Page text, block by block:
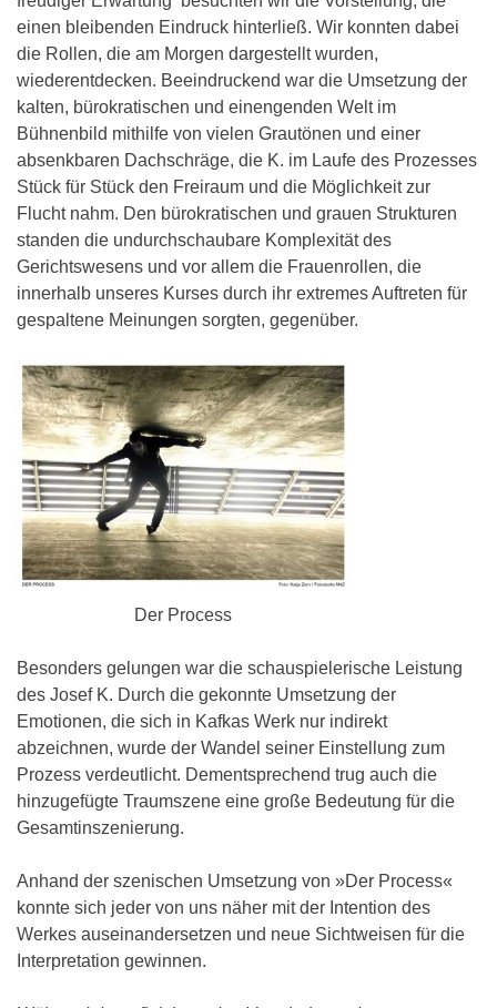
einen bleibenden Eindruck hinterließ. Wir konnten dabei
die Rollen, die am Morgen dargestellt wurden,
wiederentdecken. Beeindruckend war die Umsetzung der
kalten, bürokratischen und einengenden Welt im
Bühnenbild mithilfe von vielen Grautönen und einer
absenkbaren Dachschräge, die K. im Laufe des Prozesses
Stück für Stück den Freiraum und die Möglichkeit zur
Flucht nahm. Den bürokratischen und grauen Strukturen
standen die undurchschaubare Komplexität des
Gerichtswesens und vor allem die Frauenrollen, die
innerhalb unseres Kurses durch ihr extremes Auftreten für
gespaltene Meinungen sorgten, gegenüber.
Der Process
Besonders gelungen war die schauspielerische Leistung
des Josef K. Durch die gekonnte Umsetzung der
Emotionen, die sich in Kafkas Werk nur indirekt
abzeichnen, wurde der Wandel seiner Einstellung zum
Prozess verdeutlicht. Dementsprechend trug auch die
hinzugefügte Traumszene eine große Bedeutung für die
Gesamtinszenierung.
Anhand der szenischen Umsetzung von »Der Process«
konnte sich jeder von uns näher mit der Intention des
Werkes auseinandersetzen und neue Sichtweisen für die
Interpretation gewinnen.